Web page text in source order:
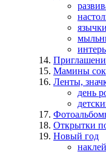
Мамины
Ленты,
день
Открытки
Новый год